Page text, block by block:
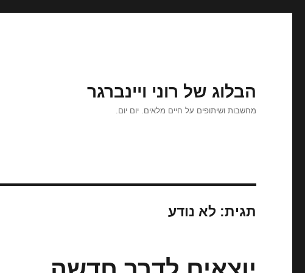
הבלוג של רוני ויינברגר
מחשבות ושיתופים על חיים מלאים. יום יום.
תגית: לא נודע